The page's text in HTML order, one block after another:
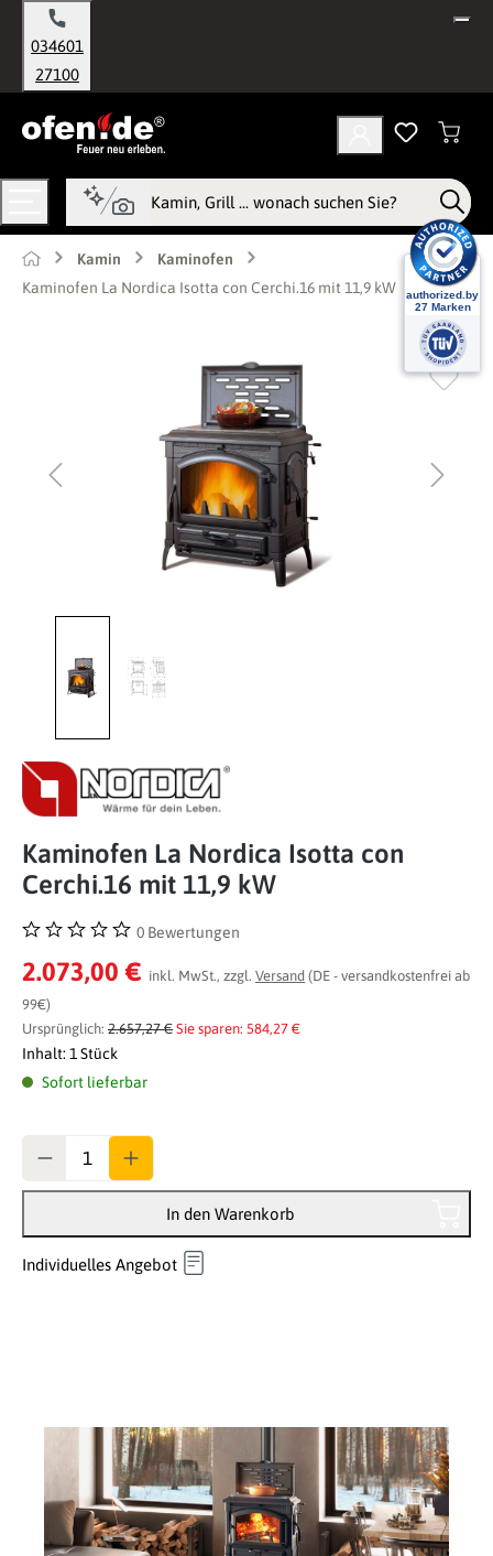
springen
034601
27100
Kamin
Kaminofen
Kaminofen La Nordica Isotta con Cerchi.16 mit 11,9 kW
Kaminofen La Nordica Isotta con
Cerchi.16 mit 11,9 kW
Durchschnittliche Bewertung von 0 von 5 Sternen
0 Bewertungen
2.073,00 € inkl. MwSt., zzgl. Versand (DE - versandkostenfrei ab
99€)
Ursprünglich: 2.657,27 € Sie sparen: 584,27 €
Inhalt: 1 Stück
Sofort lieferbar
In den Warenkorb
Individuelles Angebot